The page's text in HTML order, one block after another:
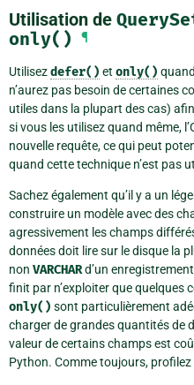
Utilisation de
only()
¶
Utilisezdefer() et only()
n’aurez pas besoin de certaines
utiles dans la plupart des cas)
si vous les utilisez quand même,
nouvelle requête, ce qui peut
quand cette technique n’est pas
Sachez également qu’il y a un
construire un modèle avec des
agressivement les champs
données doit lire sur le disque la
non VARCHARd’un
finit par n’exploiter que quelques
only() sont particulièrement
charger de grandes quantités de
valeur de certains champs est
Python. Comme toujours,